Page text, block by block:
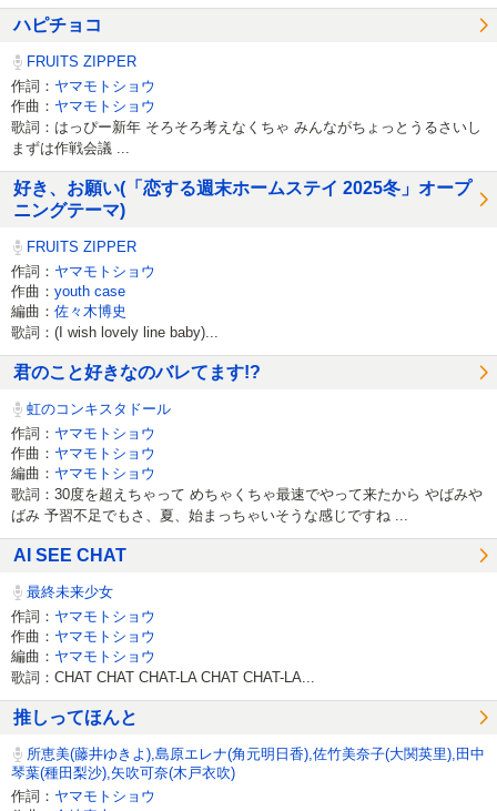
ハピチョコ
FRUITS ZIPPER
作詞： ヤマモトショウ
作曲： ヤマモトショウ
歌詞：はっぴー新年 そろそろ考えなくちゃ みんながちょっとうるさいし
まずは作戦会議 ...
好き、お願い(「恋する週末ホームステイ 2025冬」オープ
ニングテーマ)
FRUITS ZIPPER
作詞： ヤマモトショウ
作曲： youth case
編曲： 佐々木博史
歌詞：(I wish lovely line baby)...
君のこと好きなのバレてます!?
虹のコンキスタドール
作詞： ヤマモトショウ
作曲： ヤマモトショウ
編曲： ヤマモトショウ
歌詞：30度を超えちゃって めちゃくちゃ最速でやって来たから やばみや
ばみ 予習不足でもさ、夏、始まっちゃいそうな感じですね ...
AI SEE CHAT
最終未来少女
作詞： ヤマモトショウ
作曲： ヤマモトショウ
編曲： ヤマモトショウ
歌詞：CHAT CHAT CHAT-LA CHAT CHAT-LA...
推しってほんと
所恵美(藤井ゆきよ),島原エレナ(角元明日香),佐竹美奈子(大関英里),田中
琴葉(種田梨沙),矢吹可奈(木戸衣吹)
作詞： ヤマモトショウ